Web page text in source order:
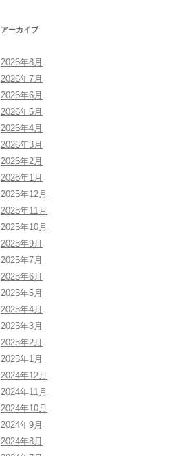
アーカイブ
2026年8月
2026年7月
2026年6月
2026年5月
2026年4月
2026年3月
2026年2月
2026年1月
2025年12月
2025年11月
2025年10月
2025年9月
2025年7月
2025年6月
2025年5月
2025年4月
2025年3月
2025年2月
2025年1月
2024年12月
2024年11月
2024年10月
2024年9月
2024年8月